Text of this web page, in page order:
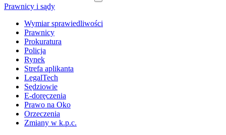
Prawnicy i sądy
Wymiar sprawiedliwości
Prawnicy
Prokuratura
Policja
Rynek
Strefa aplikanta
LegalTech
Sędziowie
E-doręczenia
Prawo na Oko
Orzeczenia
Zmiany w k.p.c.